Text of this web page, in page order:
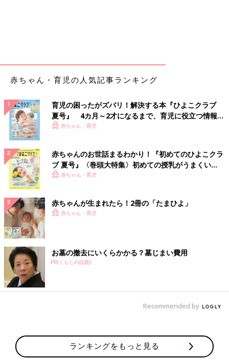
赤ちゃん・育児の人気記事ランキング
育児の困ったがズバリ！解決する本『ひよこクラブ
夏号』 4カ月～2才になるまで、育児に役立つ情報が
いっぱい！
赤ちゃん・育児
赤ちゃんのお世話まるわかり！『初めてのひよこクラ
ブ 夏号』〈巻頭大特集〉初めての授乳がうまくい
く！ おっぱい・ミルクの基本と夏のトラブル 解決テ
赤ちゃん・育児
赤ちゃんが生まれたら！2冊の「たまひよ」
赤ちゃん・育児
お墓の撤去にいくらかかる？墓じまい費用
PR(くらしの話題)
Recommended by
ランキングをもっと見る